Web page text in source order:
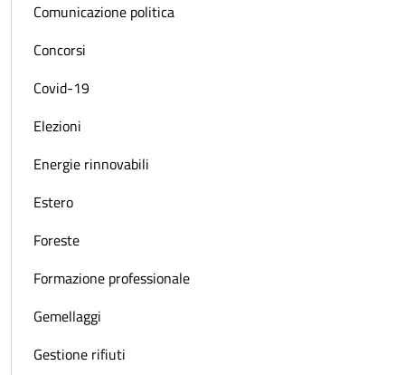
Comunicazione politica
Concorsi
Covid-19
Elezioni
Energie rinnovabili
Estero
Foreste
Formazione professionale
Gemellaggi
Gestione rifiuti